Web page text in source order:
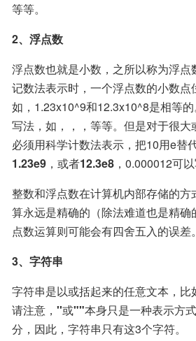
等等。
2、浮点数
浮点数也就是小数，之所以称为浮点
记数法表示时，一个浮点数的小数点
如，1.23x10^9和12.3x10^8是相等
写法，如，，，等等。但是对于很
必须用科学计数法表示，把10用e替
1.23e9 ，或者12.3e8 ，0.000012可
整数和浮点数在计算机内部存储的方
算永远是精确的（除法难道也是精
点数运算则可能会有四舍五入的误差。
3、字符串
字符串是以或括起来的任意文本，比
请注意， ''或""本身只是一种表示方
分，因此，字符串只有这3个字符。